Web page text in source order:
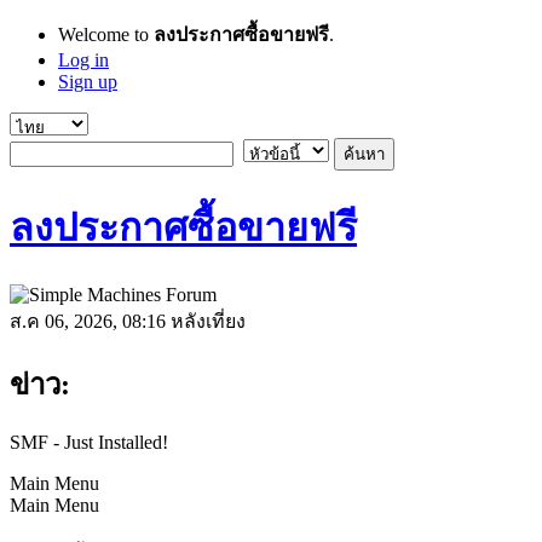
Welcome to ลงประกาศซื้อขายฟรี.
Log in
Sign up
ลงประกาศซื้อขายฟรี
ส.ค 06, 2026, 08:16 หลังเที่ยง
ข่าว:
SMF - Just Installed!
Main Menu
Main Menu